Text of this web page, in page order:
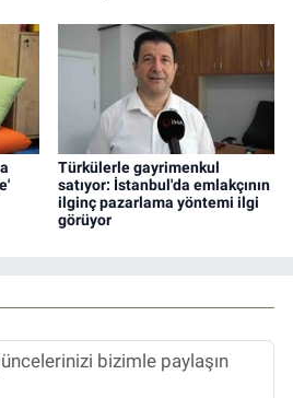
Türkülerle gayrimenkul
satıyor: İstanbul'da emlakçının
ilginç pazarlama yöntemi ilgi
görüyor